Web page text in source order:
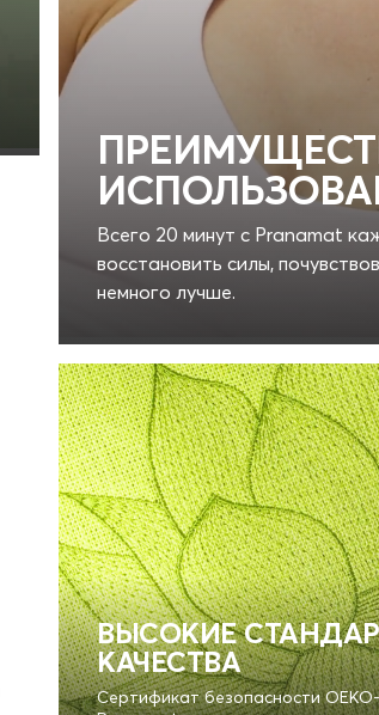
Всего 20 минут с Pranamat
восстановить силы,
немного лучше.
ВЫСОКИЕ
КАЧЕСТВА
Сертификат безопасности